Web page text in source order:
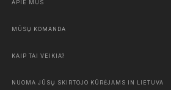
APIE MUS
MŪSŲ KOMANDA
KAIP TAI VEIKIA?
NUOMA JŪSŲ SKIRTOJO KŪRĖJAMS IN LIETUVA